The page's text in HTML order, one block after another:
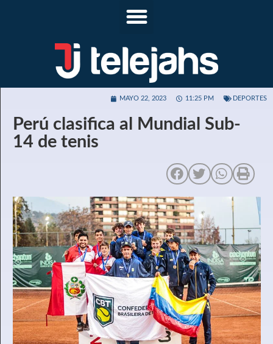
MAYO 22, 2023 11:25 PM DEPORTES
Perú clasifica al Mundial Sub-
14 de tenis